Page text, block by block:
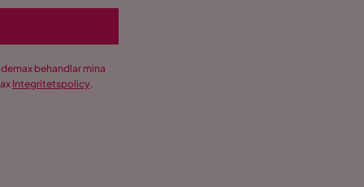
behandlar mina
Integritetspolicy.